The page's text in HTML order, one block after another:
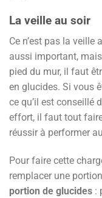
La veille au soir
Ce n’est pas la
aussi important,
pied du mur, il faut
en glucides. Si vous
ce qu’il est conseillé
effort, il faut tout
réussir à performer
Pour faire cette
remplacer une
portion de glucides :